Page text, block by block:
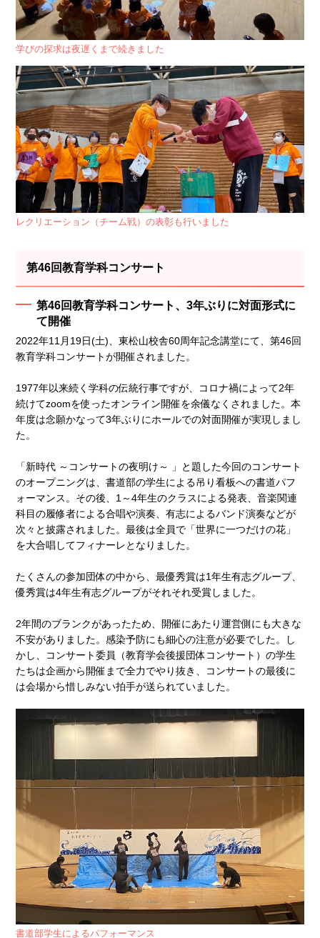
学びの探求は夜遅くまで続きました
レクリエーション（チーム戦）の表彰も行いました
第46回教育学科コンサート
第46回教育学科コンサート、3年ぶりに対面形式に
て開催
2022年11月19日(土)、東松山校舎60周年記念講堂にて、第46回
教育学科コンサートが開催されました。
1977年以来続く学科の伝統行事ですが、コロナ禍によって2年
続けてzoomを使ったオンライン開催を余儀なくされました。本
年度は念願かなって3年ぶりにホールでの対面開催が実現しまし
た。
「新時代 ～コンサートの夜明け～ 」と題した今回のコンサート
のオープニングは、書道部の学生による吊り看板への書道パフ
ォーマンス。その後、1～4年生のクラスによる発表、音楽関連
科目の履修者による合唱や演奏、有志によるバンド演奏などが
次々と披露されました。最後は全員で「世界に一つだけの花」
を大合唱してフィナーレとなりました。
たくさんの参加団体の中から、最優秀賞は1年生有志グループ、
優秀賞は4年生有志グループがそれそれ受賞しました。
2年間のブランクがあったため、開催にあたり運営側にも大きな
不安がありました。感染予防にも細心の注意が必要でした。し
かし、コンサート委員（教育学会後援団体コンサート）の学生
たちは企画から開催まで全力でやり抜き、コンサートの最後に
は会場から惜しみない拍手が送られていました。
書道部学生によるパフォーマンス